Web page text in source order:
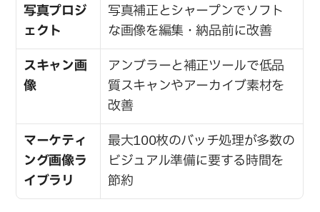
写真プロジ
ェクト
写真補正とシャープンでソフト
な画像を編集・納品前に改善
スキャン画
像
アンブラーと補正ツールで低品
質スキャンやアーカイブ素材を
改善
マーケティ
ング画像ラ
イブラリ
最大100枚のバッチ処理が多数の
ビジュアル準備に要する時間を
節約